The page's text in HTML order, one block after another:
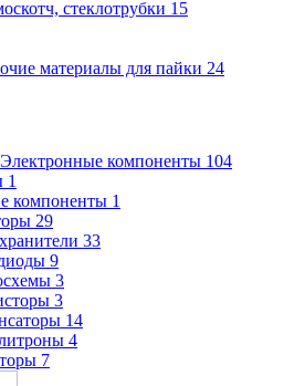
стеклотрубки 15
материалы для пайки 24
Электронные компоненты 104
1
компоненты 1
29
33
9
3
3
14
4
7